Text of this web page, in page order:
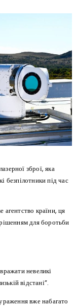
зброї, яка
безпілотники під час
агентство країни, ця
для боротьби
невеликі
відстані”.
вже набагато